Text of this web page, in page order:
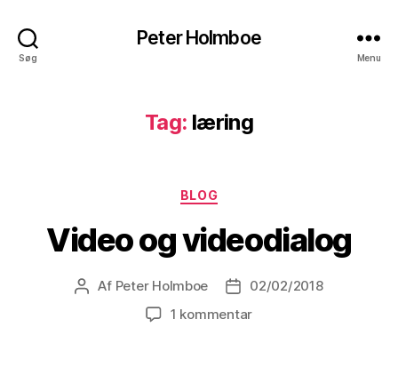
Søg
Peter Holmboe
Menu
Tag: læring
Kategorier
BLOG
Video og videodialog
Indlægsforfatter
Af Peter Holmboe Indlægsdato
02/02/2018
1 kommentartil